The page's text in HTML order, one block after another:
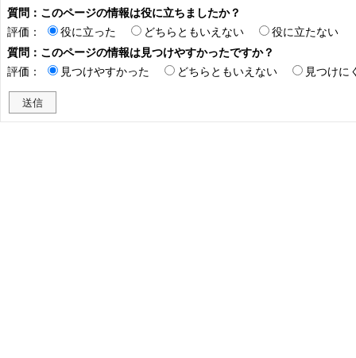
質問：このページの情報は役に立ちましたか？
評価：
役に立った どちらともいえない
役に立たない
質問：このページの情報は見つけやすかったですか？
評価：
見つけやすかった どちらともいえない 見つけに